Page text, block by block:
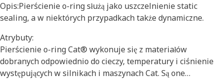
Opis:Pierścienie o-ring służą jako uszczelnienie static
sealing, a w niektórych przypadkach także dynamiczne.
Atrybuty:
Pierścienie o-ring Cat® wykonuje się z materiałów
dobranych odpowiednio do cieczy, temperatury i ciśnienie
występujących w silnikach i maszynach Cat. Są one